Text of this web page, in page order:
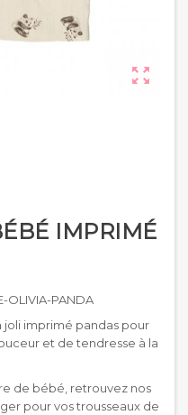

IMPRIMÉ
OLIVIA-PANDA
joli imprimé pandas pour
et de tendresse à la
de bébé, retrouvez nos
pour vos trousseaux de